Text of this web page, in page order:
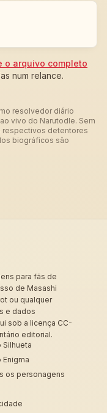
o arquivo completo
num relance.
resolvedor diário
vivo do Narutodle. Sem
respectivos detentores
biográficos são
para fãs de
de Masashi
ou qualquer
e dados
sob a licença CC-
editorial.
Silhueta
Enigma
os personagens